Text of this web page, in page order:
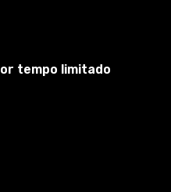
tempo limitado